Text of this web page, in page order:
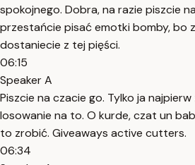
spokojnego. Dobra, na razie piszcie
przestańcie pisać emotki bomby, bo
dostaniecie z tej pięści.
06:15
Speaker A
Piszcie na czacie go. Tylko ja
losowanie na to. O kurde, czat un
to zrobić. Giveaways active cutters.
06:34